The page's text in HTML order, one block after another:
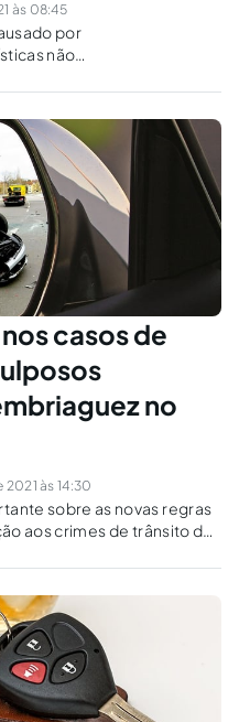
às 08:45
por
não
do CTB, na
casos de
no
às 14:30
sobre as novas regras
aos crimes de trânsito de